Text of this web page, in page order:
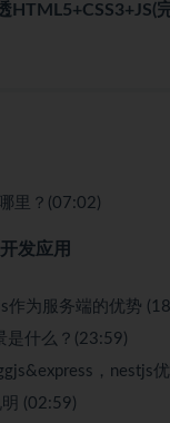
里？(07:02)
发应用
作为服务端的优势
是什么？(23:59)
，nestjs
(02:59)